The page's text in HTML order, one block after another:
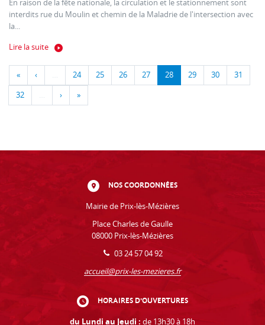
En raison de la fête nationale, la circulation et le stationnement sont
interdits rue du Moulin et chemin de la Maladrie de l'intersection avec
la...
Lire la suite
« ‹ … 24 25 26 27 28 29 30 31
32 … › »
NOS COORDONNÉES
Mairie de Prix-lès-Mézières
Place Charles de Gaulle
08000 Prix-lès-Mézières
03 24 57 04 92
accueil@prix-les-mezieres.fr
HORAIRES D'OUVERTURES
du Lundi au Jeudi : de 13h30 à 18h